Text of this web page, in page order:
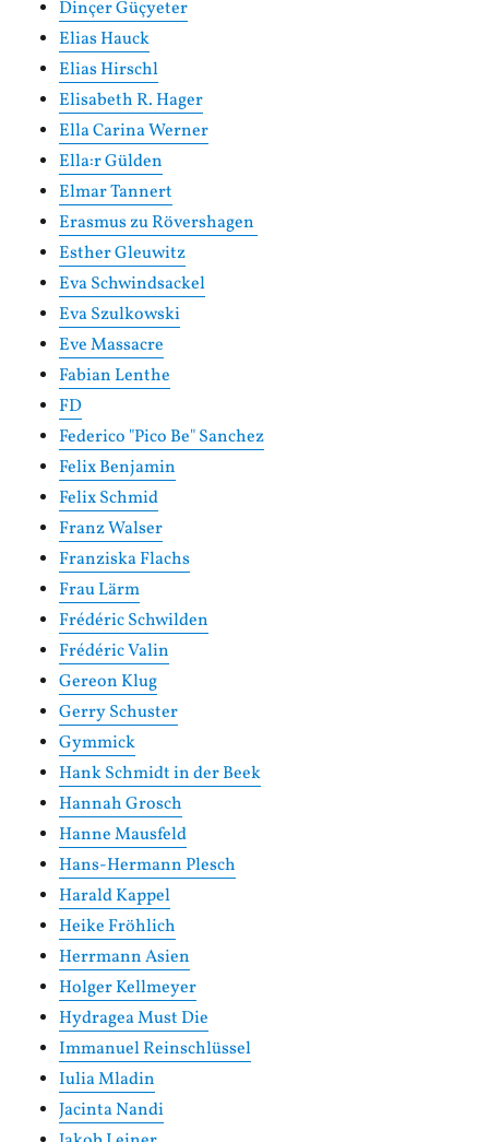
Dinçer Güçyeter
Elias Hauck
Elias Hirschl
Elisabeth R. Hager
Ella Carina Werner
Ella:r Gülden
Elmar Tannert
Erasmus zu Rövershagen
Esther Gleuwitz
Eva Schwindsackel
Eva Szulkowski
Eve Massacre
Fabian Lenthe
FD
Federico "Pico Be" Sanchez
Felix Benjamin
Felix Schmid
Franz Walser
Franziska Flachs
Frau Lärm
Frédéric Schwilden
Frédéric Valin
Gereon Klug
Gerry Schuster
Gymmick
Hank Schmidt in der Beek
Hannah Grosch
Hanne Mausfeld
Hans-Hermann Plesch
Harald Kappel
Heike Fröhlich
Herrmann Asien
Holger Kellmeyer
Hydragea Must Die
Immanuel Reinschlüssel
Iulia Mladin
Jacinta Nandi